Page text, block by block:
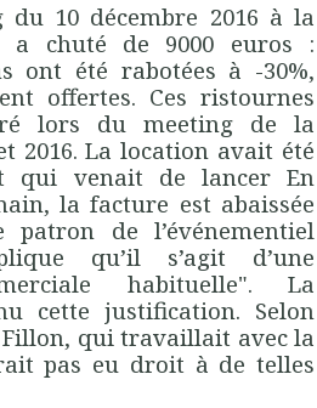
10 décembre 2016 à la
a chuté de 9000 euros :
ont été rabotées à -30%,
offertes. Ces ristournes
lors du meeting de la
2016. La location avait été
qui venait de lancer En
la facture est abaissée
patron de l’événementiel
qu’il s’agit d’une
habituelle". La
cette justification. Selon
qui travaillait avec la
pas eu droit à de telles